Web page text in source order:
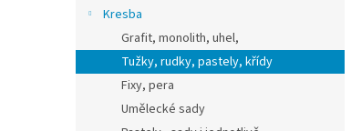
l
Kresba
Grafit, monolith, uhel,
Tužky, rudky, pastely, křídy
Fixy, pera
Umělecké sady